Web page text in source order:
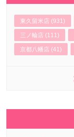
東久留米店 (931)
三ノ輪店 (111)
京都八幡店 (41)